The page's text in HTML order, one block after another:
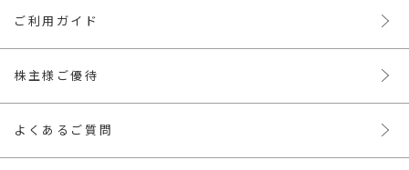
ご利用ガイド
株主様ご優待
よくあるご質問